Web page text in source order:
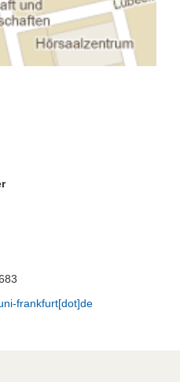
frankfurt[dot]de